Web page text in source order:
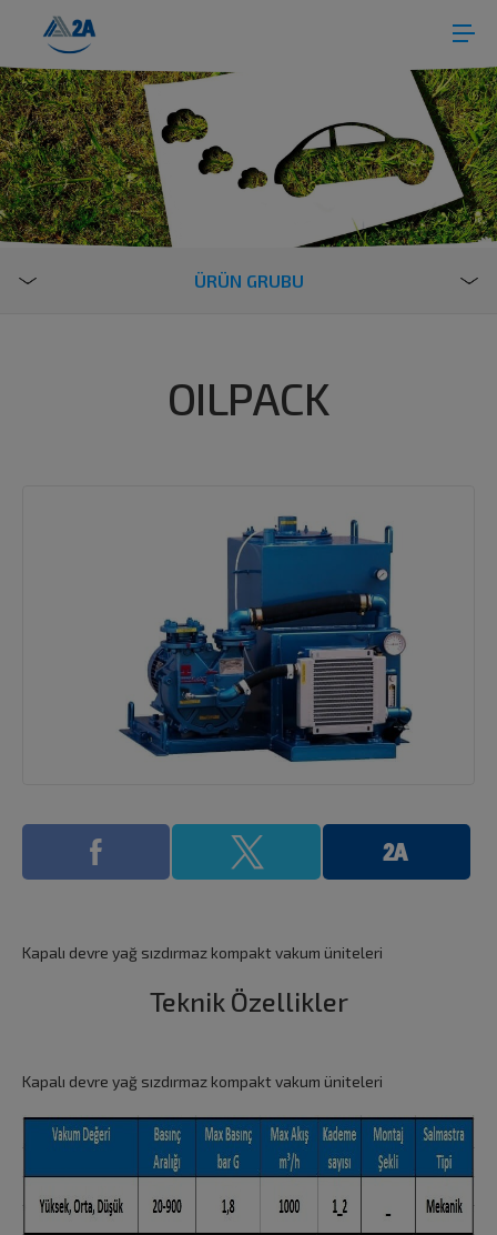
ÜRÜN GRUBU
OILPACK
Kapalı devre yağ sızdırmaz kompakt vakum üniteleri
Teknik Özellikler
Kapalı devre yağ sızdırmaz kompakt vakum üniteleri